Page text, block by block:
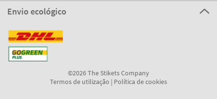
Envio ecológico
©2026 The Stikets Company
Termos de utilização | Política de cookies